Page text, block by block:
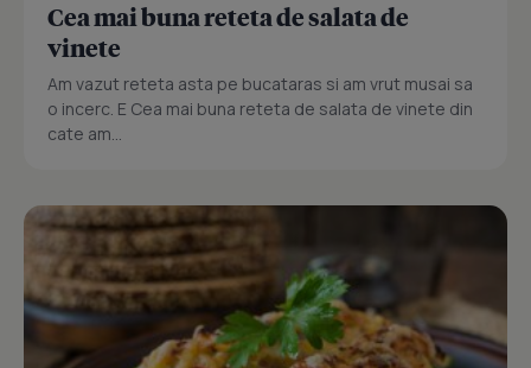
Cea mai buna reteta de salata de
vinete
Am vazut reteta asta pe bucataras si am vrut musai sa
o incerc. E Cea mai buna reteta de salata de vinete din
cate am...